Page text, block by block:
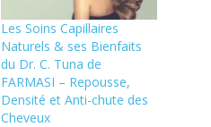
Les Soins Capillaires
Naturels & ses Bienfaits
du Dr. C. Tuna de
FARMASI – Repousse,
Densité et Anti-chute des
Cheveux